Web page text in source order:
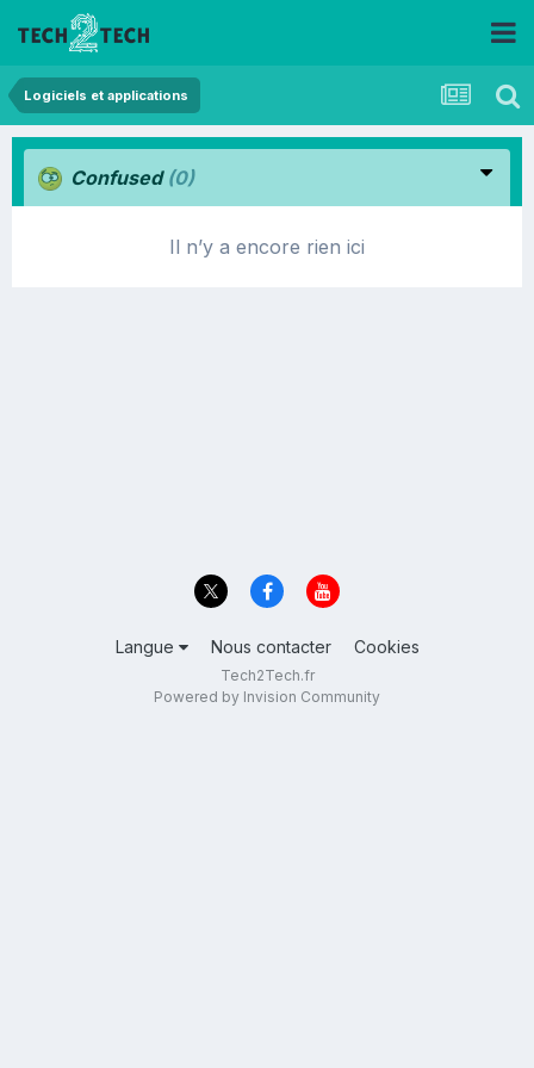
Logiciels et applications
Confused (0)
Il n’y a encore rien ici
Langue Nous contacter Cookies
Tech2Tech.fr
Powered by Invision Community